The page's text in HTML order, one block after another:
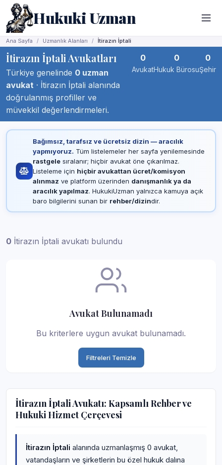
Hukuki Uzman
Ana Sayfa Uzmanlık Alanları İtirazın İptali
İtirazın İptali Avukatları
Türkiye genelinde 0 uzman
avukat · İtirazın İptali alanında
doğrulanmış profiller ve
müvekkil değerlendirmeleri.
0
Avukat
0
Hukuk Bürosu
0
Şehir
Bağımsız, tarafsız ve ücretsiz dizin — aracılık
yapmıyoruz. Tüm listelemeler her sayfa yenilemesinde
rastgelesıralanır; hiçbir avukat öne çıkarılmaz.
Listeleme için hiçbir avukattan ücret/komisyon
alınmaz ve platform üzerinden danışmanlık ya da
aracılık yapılmaz. HukukiUzman yalnızca kamuya açık
baro bilgilerini sunan bir rehber/dizindir.
0 İtirazın İptali avukatı bulundu
Avukat Bulunamadı
Bu kriterlere uygun avukat bulunamadı.
Filtreleri Temizle
İtirazın İptali Avukatı: Kapsamlı Rehber ve
Hukuki Hizmet Çerçevesi
İtirazın İptali alanında uzmanlaşmış 0 avukat,
vatandaşların ve şirketlerin bu özel hukuk dalına